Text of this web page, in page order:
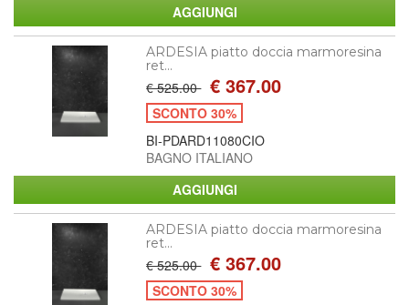
ARDESIA piatto doccia marmoresina
ret...
€ 525.00 € 367.00
SCONTO 30%
BI-PDARD11080CIO
BAGNO ITALIANO
ARDESIA piatto doccia marmoresina
ret...
€ 525.00 € 367.00
SCONTO 30%